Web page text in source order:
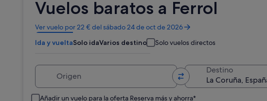
Vuelos baratos a Ferrol
Ver vuelo por 22 € del sábado 24 de oct de 2026
Se
abre
en
nueva
Ida y vueltaSolo idaVarios destinos Solo vuelos directos
Destino
Añadir un vuelo para la oferta Reserva más y ahorra*